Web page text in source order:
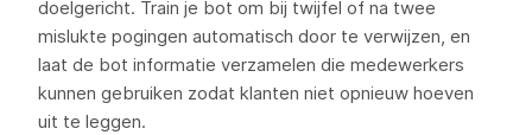
doelgericht. Train je bot om bij twijfel of na twee
mislukte pogingen automatisch door te verwijzen, en
laat de bot informatie verzamelen die medewerkers
kunnen gebruiken zodat klanten niet opnieuw hoeven
uit te leggen.